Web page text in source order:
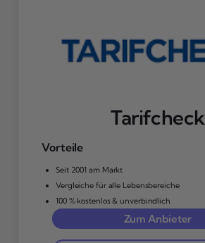
Tarifcheck
Vorteile
Seit 2001 am Markt
Vergleiche für alle Lebensbereiche
100 % kostenlos & unverbindlich
Zum Anbieter